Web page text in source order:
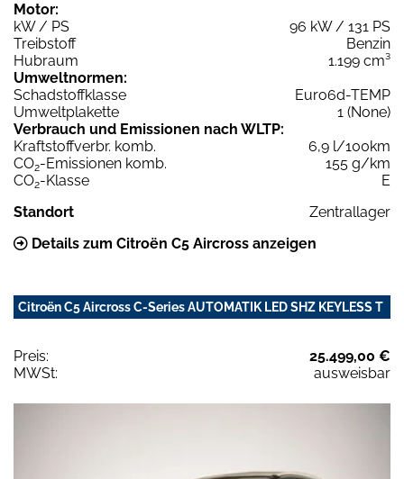
Motor:
kW / PS
96 kW / 131 PS
Treibstoff
Benzin
Hubraum
1.199 cm³
Umweltnormen:
Schadstoffklasse
Euro6d-TEMP
Umweltplakette
1 (None)
Verbrauch und Emissionen nach WLTP:
Kraftstoffverbr. komb.
6,9 l/100km
CO2-Emissionen komb.
155 g/km
CO2-Klasse
E
Standort
Zentrallager
Details zum Citroën C5 Aircross anzeigen
Citroën C5 Aircross C-Series AUTOMATIK LED SHZ KEYLESS T
Preis:
25.499,00 €
MWSt:
ausweisbar